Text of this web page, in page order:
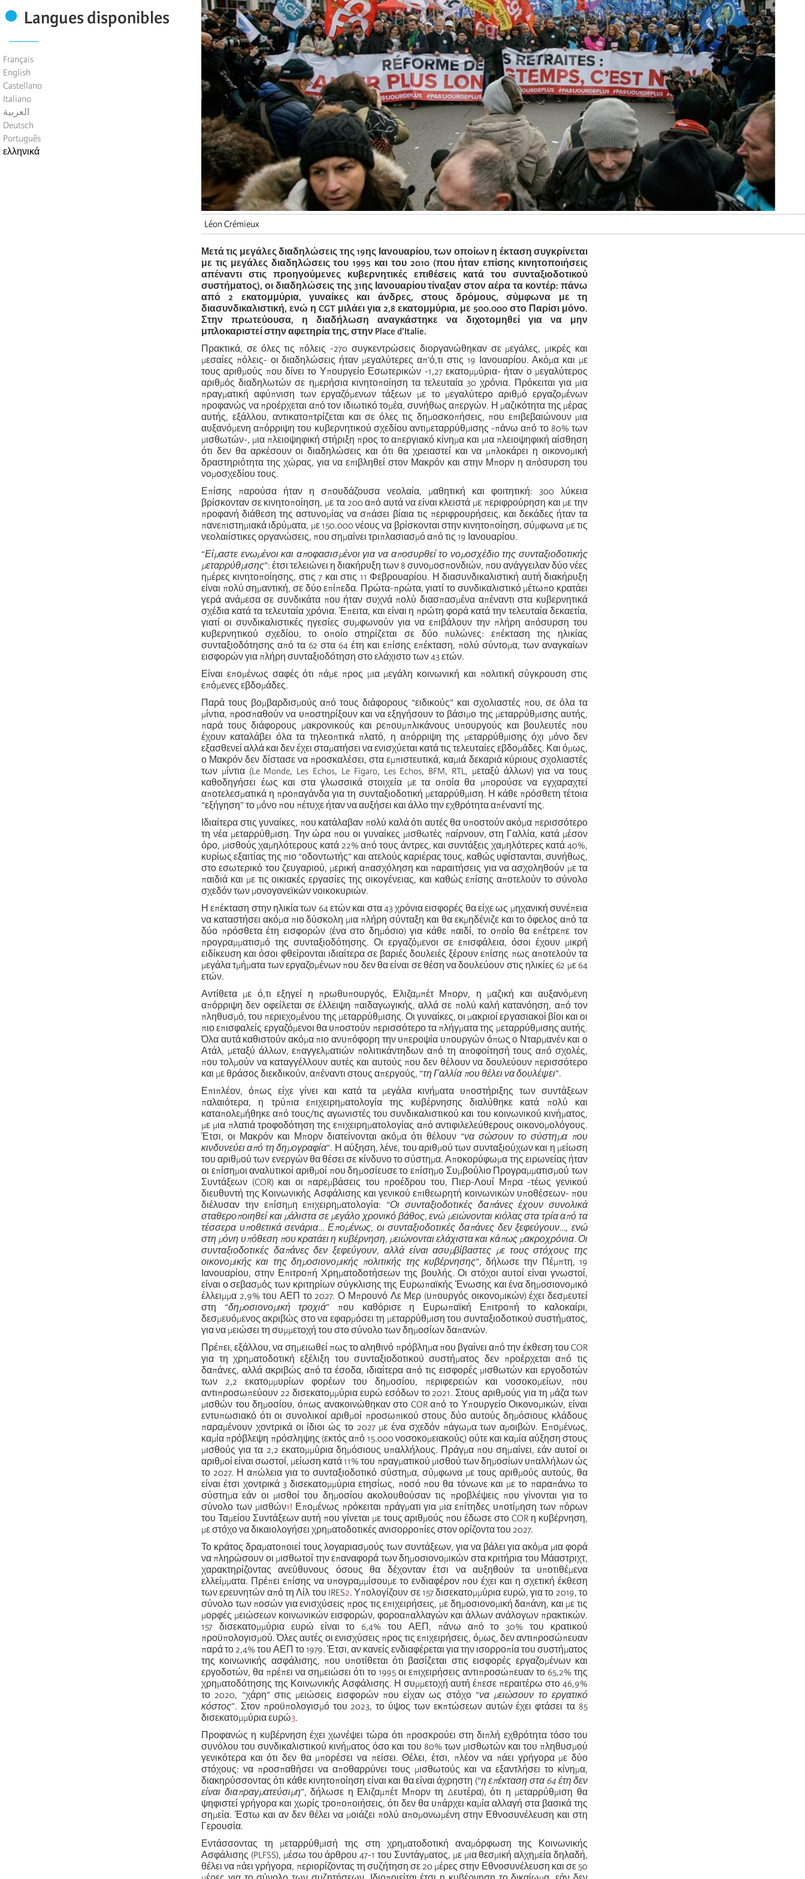
Langues disponibles
Français
English
Castellano
Italiano
العربية
Deutsch
Português
ελληνικά
Léon Crémieux
Μετά τις μεγάλες διαδηλώσεις της 19ης Ιανουαρίου, των οποίων η έκταση συγκρίνεται
με τις μεγάλες διαδηλώσεις του 1995 και του 2010 (που ήταν επίσης κινητοποιήσεις
απέναντι στις προηγούμενες κυβερνητικές επιθέσεις κατά του συνταξιοδοτικού
συστήματος), οι διαδηλώσεις της 31ης Ιανουαρίου τίναξαν στον αέρα τα κοντέρ: πάνω
από 2 εκατομμύρια, γυναίκες και άνδρες, στους δρόμους, σύμφωνα με τη
διασυνδικαλιστική, ενώ η CGT μιλάει για 2,8 εκατομμύρια, με 500.000 στο Παρίσι μόνο.
Στην πρωτεύουσα, η διαδήλωση αναγκάστηκε να διχοτομηθεί για να μην
μπλοκαριστεί στην αφετηρία της, στην Place d’Italie.
Πρακτικά, σε όλες τις πόλεις -270 συγκεντρώσεις διοργανώθηκαν σε μεγάλες, μικρές και
μεσαίες πόλεις- οι διαδηλώσεις ήταν μεγαλύτερες απ’ό,τι στις 19 Ιανουαρίου. Ακόμα και με
τους αριθμούς που δίνει το Υπουργείο Εσωτερικών -1,27 εκατομμύρια- ήταν ο μεγαλύτερος
αριθμός διαδηλωτών σε ημερήσια κινητοποίηση τα τελευταία 30 χρόνια. Πρόκειται για μια
πραγματική αφύπνιση των εργαζόμενων τάξεων με το μεγαλύτερο αριθμό εργαζομένων
προφανώς να προέρχεται από τον ιδιωτικό τομέα, συνήθως απεργών. Η μαζικότητα της μέρας
αυτής, εξάλλου, αντικατοπτρίζεται και σε όλες τις δημοσκοπήσεις, που επιβεβαιώνουν μια
αυξανόμενη απόρριψη του κυβερνητικού σχεδίου αντιμεταρρύθμισης -πάνω από το 80% των
μισθωτών-, μια πλειοψηφική στήριξη προς το απεργιακό κίνημα και μια πλειοψηφική αίσθηση
ότι δεν θα αρκέσουν οι διαδηλώσεις και ότι θα χρειαστεί και να μπλοκάρει η οικονομική
δραστηριότητα της χώρας, για να επιβληθεί στον Μακρόν και στην Μπορν η απόσυρση του
νομοσχεδίου τους.
Επίσης παρούσα ήταν η σπουδάζουσα νεολαία, μαθητική και φοιτητική: 300 λύκεια
βρίσκονταν σε κινητοποίηση, με τα 200 από αυτά να είναι κλειστά με περιφρούρηση και με την
προφανή διάθεση της αστυνομίας να σπάσει βίαια τις περιφρουρήσεις, και δεκάδες ήταν τα
πανεπιστημιακά ιδρύματα, με 150.000 νέους να βρίσκονται στην κινητοποίηση, σύμφωνα με τις
νεολαιίστικες οργανώσεις, που σημαίνει τριπλασιασμό από τις 19 Ιανουαρίου.
“Είμαστε ενωμένοι και αποφασισμένοι για να αποσυρθεί το νομοσχέδιο της συνταξιοδοτικής
μεταρρύθμισης”: έτσι τελειώνει η διακήρυξη των 8 συνομοσπονδιών, που ανάγγειλαν δύο νέες
ημέρες κινητοποίησης, στις 7 και στις 11 Φεβρουαρίου. Η διασυνδικαλιστική αυτή διακήρυξη
είναι πολύ σημαντική, σε δύο επίπεδα. Πρώτα-πρώτα, γιατί το συνδικαλιστικό μέτωπο κρατάει
γερά ανάμεσα σε συνδικάτα που ήταν συχνά πολύ διασπασμένα απέναντι στα κυβερνητικά
σχέδια κατά τα τελευταία χρόνια. Έπειτα, και είναι η πρώτη φορά κατά την τελευταία δεκαετία,
γιατί οι συνδικαλιστικές ηγεσίες συμφωνούν για να επιβάλουν την πλήρη απόσυρση του
κυβερνητικού σχεδίου, το οποίο στηρίζεται σε δύο πυλώνες: επέκταση της ηλικίας
συνταξιοδότησης από τα 62 στα 64 έτη και επίσης επέκταση, πολύ σύντομα, των αναγκαίων
εισφορών για πλήρη συνταξιοδότηση στο ελάχιστο των 43 ετών.
Είναι επομένως σαφές ότι πάμε προς μια μεγάλη κοινωνική και πολιτική σύγκρουση στις
επόμενες εβδομάδες.
Παρά τους βομβαρδισμούς από τους διάφορους “ειδικούς” και σχολιαστές που, σε όλα τα
μίντια, προσπαθούν να υποστηρίξουν και να εξηγήσουν το βάσιμο της μεταρρύθμισης αυτής,
παρά τους διάφορους μακρονικούς και ρεπουμπλικάνους υπουργούς και βουλευτές που
έχουν καταλάβει όλα τα τηλεοπτικά πλατό, η απόρριψη της μεταρρύθμισης όχι μόνο δεν
εξασθενεί αλλά και δεν έχει σταματήσει να ενισχύεται κατά τις τελευταίες εβδομάδες. Και όμως,
ο Μακρόν δεν δίστασε να προσκαλέσει, στα εμπιστευτικά, καμιά δεκαριά κύριους σχολιαστές
των μίντια (Le Monde, Les Echos, Le Figaro, Les Echos, BFM, RTL, μεταξύ άλλων) για να τους
καθοδηγήσει έως και στα γλωσσικά στοιχεία με τα οποία θα μπορούσε να εγχαραχτεί
αποτελεσματικά η προπαγάνδα για τη συνταξιοδοτική μεταρρύθμιση. Η κάθε πρόσθετη τέτοια
“εξήγηση” το μόνο που πέτυχε ήταν να αυξήσει και άλλο την εχθρότητα απέναντί της.
Ιδιαίτερα στις γυναίκες, που κατάλαβαν πολύ καλά ότι αυτές θα υποστούν ακόμα περισσότερο
τη νέα μεταρρύθμιση. Την ώρα που οι γυναίκες μισθωτές παίρνουν, στη Γαλλία, κατά μέσον
όρο, μισθούς χαμηλότερους κατά 22% από τους άντρες, και συντάξεις χαμηλότερες κατά 40%,
κυρίως εξαιτίας της πιο “οδοντωτής” και ατελούς καριέρας τους, καθώς υφίστανται, συνήθως,
στο εσωτερικό του ζευγαριού, μερική απασχόληση και παραιτήσεις για να ασχοληθούν με τα
παιδιά και με τις οικιακές εργασίες της οικογένειας, και καθώς επίσης αποτελούν το σύνολο
σχεδόν των μονογονεϊκών νοικοκυριών.
Η επέκταση στην ηλικία των 64 ετών και στα 43 χρόνια εισφορές θα είχε ως μηχανική συνέπεια
να καταστήσει ακόμα πιο δύσκολη μια πλήρη σύνταξη και θα εκμηδένιζε και το όφελος από τα
δύο πρόσθετα έτη εισφορών (ένα στο δημόσιο) για κάθε παιδί, το οποίο θα επέτρεπε τον
προγραμματισμό της συνταξιοδότησης. Οι εργαζόμενοι σε επισφάλεια, όσοι έχουν μικρή
ειδίκευση και όσοι φθείρονται ιδιαίτερα σε βαριές δουλειές ξέρουν επίσης πως αποτελούν τα
μεγάλα τμήματα των εργαζομένων που δεν θα είναι σε θέση να δουλεύουν στις ηλικίες 62 με 64
ετών.
Αντίθετα με ό,τι εξηγεί η πρωθυπουργός, Ελιζαμπέτ Μπορν, η μαζική και αυξανόμενη
απόρριψη δεν οφείλεται σε έλλειψη παιδαγωγικής, αλλά σε πολύ καλή κατανόηση, από τον
πληθυσμό, του περιεχομένου της μεταρρύθμισης. Οι γυναίκες, οι μακριοί εργασιακοί βίοι και οι
πιο επισφαλείς εργαζόμενοι θα υποστούν περισσότερο τα πλήγματα της μεταρρύθμισης αυτής.
Όλα αυτά καθιστούν ακόμα πιο ανυπόφορη την υπεροψία υπουργών όπως ο Νταρμανέν και ο
Ατάλ, μεταξύ άλλων, επαγγελματιών πολιτικάντηδων από τη αποφοίτησή τους από σχολές,
που τολμούν να καταγγέλλουν αυτές και αυτούς που δεν θέλουν να δουλεύουν περισσότερο
και με θράσος διεκδικούν, απέναντι στους απεργούς, “τη Γαλλία που θέλει να δουλέψει”.
Επιπλέον, όπως είχε γίνει και κατά τα μεγάλα κινήματα υποστήριξης των συντάξεων
παλαιότερα, η τρύπια επιχειρηματολογία της κυβέρνησης διαλύθηκε κατά πολύ και
καταπολεμήθηκε από τους/τις αγωνιστές του συνδικαλιστικού και του κοινωνικού κινήματος,
με μια πλατιά τροφοδότηση της επιχειρηματολογίας από αντιφιλελεύθερους οικονομολόγους.
Έτσι, οι Μακρόν και Μπορν διατείνονται ακόμα ότι θέλουν “να σώσουν το σύστημα που
κινδυνεύει από τη δημογραφία”. Η αύξηση, λένε, του αριθμού των συνταξιούχων και η μείωση
του αριθμού των ενεργών θα θέσει σε κίνδυνο το σύστημα. Αποκορύφωμα της ειρωνείας ήταν
οι επίσημοι αναλυτικοί αριθμοί που δημοσίευσε το επίσημο Συμβούλιο Προγραμματισμού των
Συντάξεων (COR) και οι παρεμβάσεις του προέδρου του, Πιερ-Λουί Μπρα -τέως γενικού
διευθυντή της Κοινωνικής Ασφάλισης και γενικού επιθεωρητή κοινωνικών υποθέσεων- που
διέλυσαν την επίσημη επιχειρηματολογία: “Οι συνταξιοδοτικές δαπάνες έχουν συνολικά
σταθεροποιηθεί και μάλιστα σε μεγάλο χρονικό βάθος, ενώ μειώνονται κιόλας στα τρία από τα
τέσσερα υποθετικά σενάρια… Επομένως, οι συνταξιοδοτικές δαπάνες δεν ξεφεύγουν…, ενώ
στη μόνη υπόθεση που κρατάει η κυβέρνηση, μειώνονται ελάχιστα και κάπως μακροχρόνια. Οι
συνταξιοδοτικές δαπάνες δεν ξεφεύγουν, αλλά είναι ασυμβίβαστες με τους στόχους της
οικονομικής και της δημοσιονομικής πολιτικής τηςκυβέρνησης”, δήλωσε την Πέμπτη, 19
Ιανουαρίου, στην Επιτροπή Χρηματοδοτήσεων της βουλής. Οι στόχοι αυτοί είναι γνωστοί,
είναι ο σεβασμός των κριτηρίων σύγκλισης της Ευρωπαϊκής Ένωσης και ένα δημοσιονομικό
έλλειμμα 2,9% του ΑΕΠ το 2027. Ο Μπρουνό Λε Μερ (υπουργός οικονομικών) έχει δεσμευτεί
στη “δημοσιονομική τροχιά” που καθόρισε η Ευρωπαϊκή Επιτροπή το καλοκαίρι,
δεσμευόμενος ακριβώς στο να εφαρμόσει τη μεταρρύθμιση του συνταξιοδοτικού συστήματος,
για να μειώσει τη συμμετοχή του στο σύνολο των δημοσίων δαπανών.
Πρέπει, εξάλλου, να σημειωθεί πως το αληθινό πρόβλημα που βγαίνει από την έκθεση του COR
για τη χρηματοδοτική εξέλιξη του συνταξιοδοτικού συστήματος δεν προέρχεται από τις
δαπάνες, αλλά ακριβώς από τα έσοδα, ιδιαίτερα από τις εισφορές μισθωτών και εργοδοτών
των 2,2 εκατομμυρίων φορέων του δημοσίου, περιφερειών και νοσοκομείων, που
αντιπροσωπεύουν 22 δισεκατομμύρια ευρώ εσόδων το 2021. Στους αριθμούς για τη μάζα των
μισθών του δημοσίου, όπως ανακοινώθηκαν στο COR από το Υπουργείο Οικονομικών, είναι
εντυπωσιακό ότι οι συνολικοί αριθμοί προσωπικού στους δύο αυτούς δημόσιους κλάδους
παραμένουν χοντρικά οι ίδιοι ώς το 2027 με ένα σχεδόν πάγωμα των αμοιβών. Επομένως,
καμία πρόβλεψη πρόσληψης (εκτός από 15.000 νοσοκομειακούς) ούτε και καμία αύξηση στους
μισθούς για τα 2,2 εκατομμύρια δημόσιους υπαλλήλους. Πράγμα που σημαίνει, εάν αυτοί οι
αριθμοί είναι σωστοί, μείωση κατά 11% του πραγματικού μισθού των δημοσίων υπαλλήλων ώς
το 2027. Η απώλεια για το συνταξιοδοτικό σύστημα, σύμφωνα με τους αριθμούς αυτούς, θα
είναι έτσι χοντρικά 3 δισεκατομμύρια ετησίως, ποσό που θα τόνωνε και με το παραπάνω το
σύστημα εάν οι μισθοί του δημοσίου ακολουθούσαν τις προβλέψεις που γίνονται για το
σύνολο των μισθών1! Επομένως πρόκειται πράγματι για μια επίτηδες υποτίμηση των πόρων
του Ταμείου Συντάξεων αυτή που γίνεται με τους αριθμούς που έδωσε στο COR η κυβέρνηση,
με στόχο να δικαιολογήσει χρηματοδοτικές ανισορροπίες στον ορίζοντα του 2027.
Το κράτος δραματοποιεί τους λογαριασμούς των συντάξεων, για να βάλει για ακόμα μια φορά
να πληρώσουν οι μισθωτοί την επαναφορά των δημοσιονομικών στα κριτήρια του Μάαστριχτ,
χαρακτηρίζοντας ανεύθυνους όσους θα δέχονταν έτσι να αυξηθούν τα υποτιθέμενα
ελλείμματα. Πρέπει επίσης να υπογραμμίσουμε το ενδιαφέρον που έχει και η σχετική έκθεση
των ερευνητών από τη Λίλ του IRES2. Υπολογίζουν σε 157 δισεκατομμύρια ευρώ, για το 2019, το
σύνολο των ποσών για ενισχύσεις προς τις επιχειρήσεις, με δημοσιονομική δαπάνη, και με τις
μορφές μειώσεων κοινωνικών εισφορών, φοροαπαλλαγών και άλλων ανάλογων πρακτικών.
157 δισεκατομμύρια ευρώ είναι το 6,4% του ΑΕΠ, πάνω από το 30% του κρατικού
προϋπολογισμού. Όλες αυτές οι ενισχύσεις προς τις επιχειρήσεις, όμως, δεν αντιπροσώπευαν
παρά το 2,4% του ΑΕΠ το 1979. Έτσι, αν κανείς ενδιαφέρεται για την ισορροπία του συστήματος
της κοινωνικής ασφάλισης, που υποτίθεται ότι βασίζεται στις εισφορές εργαζομένων και
εργοδοτών, θα πρέπει να σημειώσει ότι το 1995 οι επιχειρήσεις αντιπροσώπευαν το 65,2% της
χρηματοδότησης της Κοινωνικής Ασφάλισης. Η συμμετοχή αυτή έπεσε περαιτέρω στο 46,9%
το 2020, “χάρη” στις μειώσεις εισφορών που είχαν ως στόχο “να μειώσουν το εργατικό
κόστος”. Στον προϋπολογισμό του 2023, το ύψος των εκπτώσεων αυτών έχει φτάσει τα 85
δισεκατομμύρια ευρώ3.
Προφανώς η κυβέρνηση έχει χωνέψει τώρα ότι προσκρούει στη διπλή εχθρότητα τόσο του
συνόλου του συνδικαλιστικού κινήματος όσο και του 80% των μισθωτών και του πληθυσμού
γενικότερα και ότι δεν θα μπορέσει να πείσει. Θέλει, έτσι, πλέον να πάει γρήγορα με δύο
στόχους: να προσπαθήσει να αποθαρρύνει τους μισθωτούς και να εξαντλήσει το κίνημα,
διακηρύσσοντας ότι κάθε κινητοποίηση είναι και θα είναι άχρηστη (“η επέκταση στα 64 έτη δεν
είναι διαπραγματεύσιμη”, δήλωσε η Ελιζαμπέτ Μπορν τη Δευτέρα), ότι η μεταρρύθμιση θα
ψηφιστεί γρήγορα και χωρίς τροποποιήσεις, ότι δεν θα υπάρχει καμία αλλαγή στα βασικά της
σημεία. Έστω και αν δεν θέλει να μοιάζει πολύ απομονωμένη στην Εθνοσυνέλευση και στη
Γερουσία.
Εντάσσοντας τη μεταρρύθμισή της στη χρηματοδοτική αναμόρφωση της Κοινωνικής
Ασφάλισης (PLFSS), μέσω του άρθρου 47-1 του Συντάγματος, με μια θεσμική αλχημεία δηλαδή,
θέλει να πάει γρήγορα, περιορίζοντας τη συζήτηση σε 20 μέρες στην Εθνοσυνέλευση και σε 50